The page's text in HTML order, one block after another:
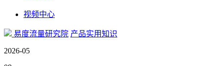
视频中心
易度流量研究院 产品实用知识
2026-05